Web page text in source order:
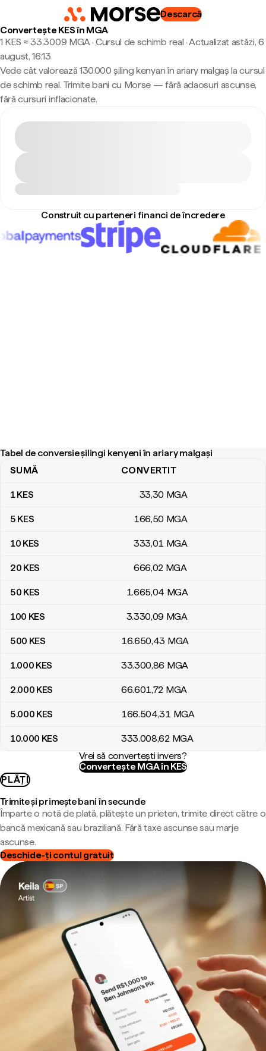
Descarcă
Convertește KES în MGA
1 KES ≈ 33,3009 MGA · Cursul de schimb real ·Actualizat astăzi, 6
august, 16:13
Vede cât valorează 130.000 șiling kenyan în ariary malgaș la cursul
de schimb real. Trimite bani cu Morse — fără adaosuri ascunse,
fără cursuri inflacionate.
Construit cu parteneri financi de încredere
Tabel de conversie șilingi kenyeni în ariary malgași
Tabel de conversie șilingi kenyeni în ariary malgași
SUMĂ CONVERTIT
1KES 33,30 MGA
5 KES 166,50 MGA
10 KES 333,01 MGA
20 KES 666,02 MGA
50 KES 1.665,04 MGA
100 KES 3.330,09 MGA
500 KES 16.650,43 MGA
1.000 KES 33.300,86 MGA
2.000 KES 66.601,72 MGA
5.000 KES 166.504,31 MGA
10.000 KES 333.008,62 MGA
Vrei să convertești invers?
Convertește MGA în KES
PLĂȚI
Trimite și primește bani în secunde
Împarte o notă de plată, plătește un prieten, trimite direct către o
bancă mexicană sau braziliană. Fără taxe ascunse sau marje
ascunse.
Deschide-ți contul gratuit